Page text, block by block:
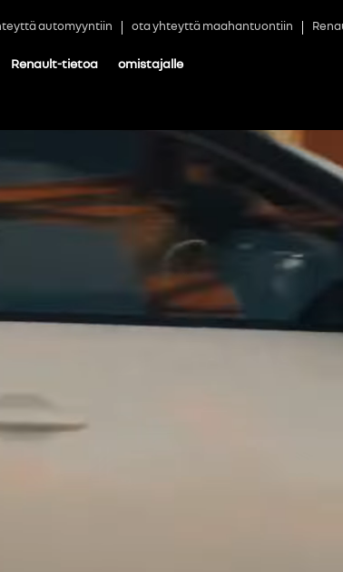
automyyntiin ota yhteyttä maahantuontiin
Renault-tietoa omistajalle